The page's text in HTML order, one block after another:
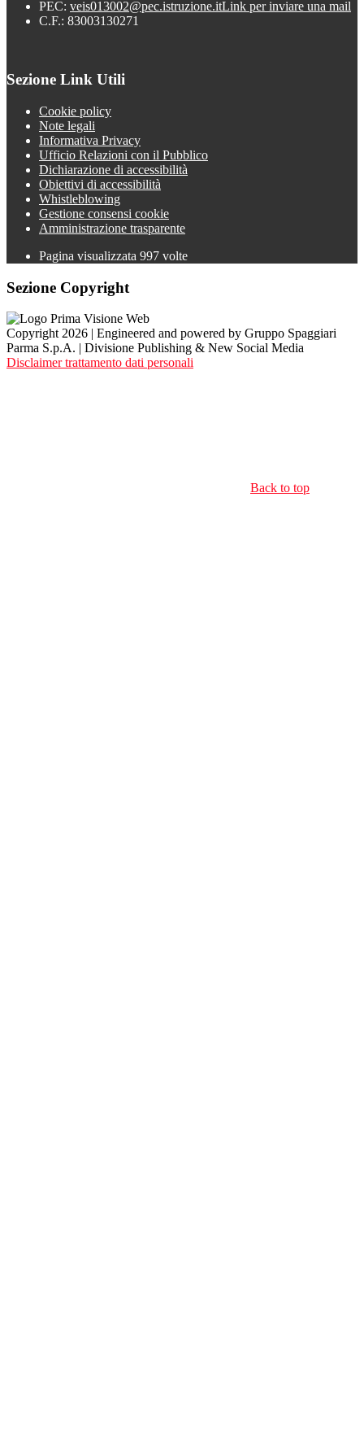
PEC: veis013002@pec.istruzione.itLink per inviare una mail
C.F.: 83003130271
Sezione Link Utili
Cookie policy
Note legali
Informativa Privacy
Ufficio Relazioni con il Pubblico
Dichiarazione di accessibilità
Obiettivi di accessibilità
Whistleblowing
Gestione consensi cookie
Amministrazione trasparente
Pagina visualizzata 997 volte
Sezione Copyright
Copyright 2026 | Engineered and powered by Gruppo Spaggiari
Parma S.p.A. | Divisione Publishing & New Social Media
Disclaimer trattamento dati personali
Back to top